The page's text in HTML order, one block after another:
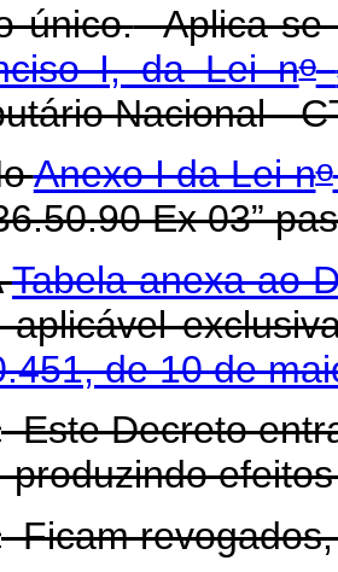
único.
Aplica-
I, da Lei no
Nacional -
Anexo I da Lei no
Ex 03”
Tabela anexa ao
aplicável
de 10 de
Este Decreto
produzindo
Ficam revogados,